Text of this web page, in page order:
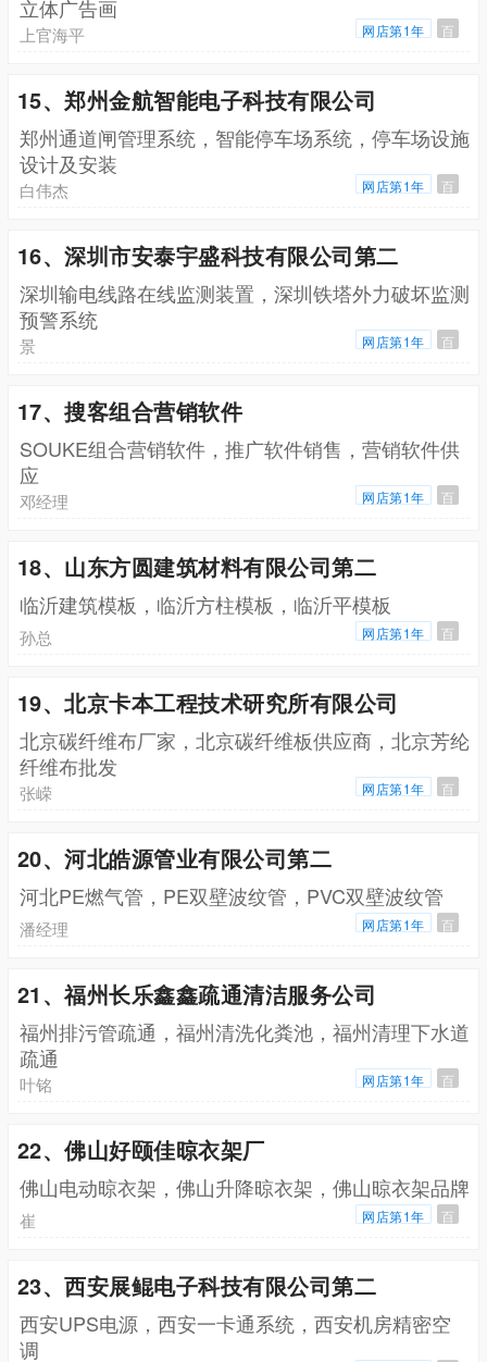
立体广告画
上官海平 网店第1年 百
15、郑州金航智能电子科技有限公司
郑州通道闸管理系统，智能停车场系统，停车场设施
设计及安装
白伟杰 网店第1年 百
16、深圳市安泰宇盛科技有限公司第二
深圳输电线路在线监测装置，深圳铁塔外力破坏监测
预警系统
景 网店第1年 百
17、搜客组合营销软件
SOUKE组合营销软件，推广软件销售，营销软件供
应
邓经理 网店第1年 百
18、山东方圆建筑材料有限公司第二
临沂建筑模板，临沂方柱模板，临沂平模板
孙总 网店第1年 百
19、北京卡本工程技术研究所有限公司
北京碳纤维布厂家，北京碳纤维板供应商，北京芳纶
纤维布批发
张嵘 网店第1年 百
20、河北皓源管业有限公司第二
河北PE燃气管，PE双壁波纹管，PVC双壁波纹管
潘经理 网店第1年 百
21、福州长乐鑫鑫疏通清洁服务公司
福州排污管疏通，福州清洗化粪池，福州清理下水道
疏通
叶铭 网店第1年 百
22、佛山好颐佳晾衣架厂
佛山电动晾衣架，佛山升降晾衣架，佛山晾衣架品牌
崔 网店第1年 百
23、西安展鲲电子科技有限公司第二
西安UPS电源，西安一卡通系统，西安机房精密空
调